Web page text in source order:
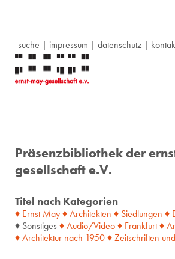
suche | impressum | datenschutz|
Präsenzbibliothek der
gesellschaft e.V.
Titel nach Kategorien
♦ Ernst May♦ Architekten ♦ Siedlungen ♦
♦ Sonstiges ♦ Audio/Video♦ Frankfurt♦
♦ Architektur nach 1950♦ Zeitschriften und